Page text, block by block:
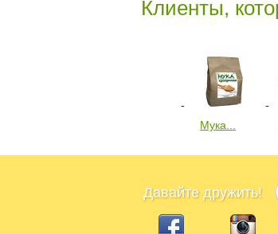
Клиенты,
Мука...
Давайте дружить!